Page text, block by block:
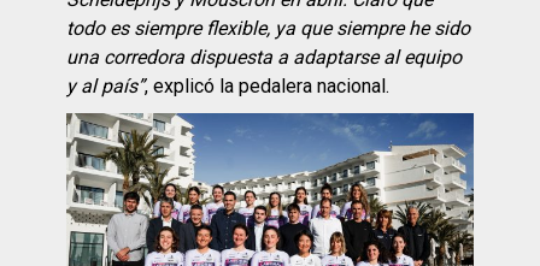
todo es siempre flexible, ya que siempre he sido
una corredora dispuesta a adaptarse al equipo
y al país”, explicó la pedalera nacional.